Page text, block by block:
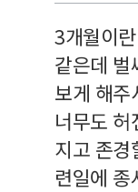
3개월이
같은데 벌
보게 해주
너무도
지고 존경
련일에